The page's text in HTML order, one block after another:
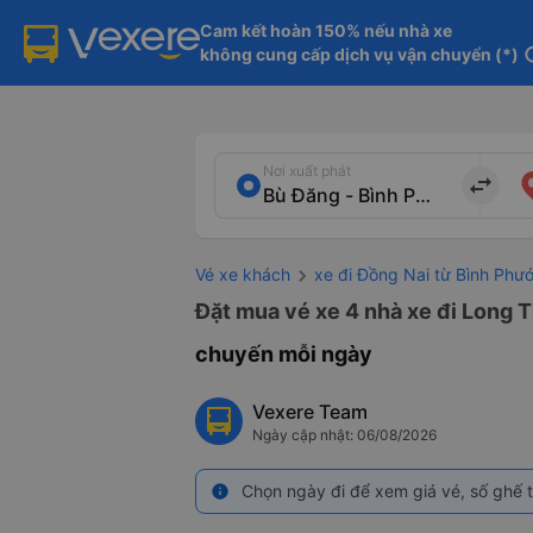
Cam kết hoàn 150% nếu nhà xe
không cung cấp dịch vụ vận chuyển (*)
Nơi xuất phát
import_export
Vé xe khách xe đi Đồng Nai từ Bình
Đặt mua vé xe 4 nhà xe đi Long
chuyến mỗi ngày
Vexere Team
Ngày cập nhật: 06/08/2026
info Chọn ngày đi để xem giá vé, số